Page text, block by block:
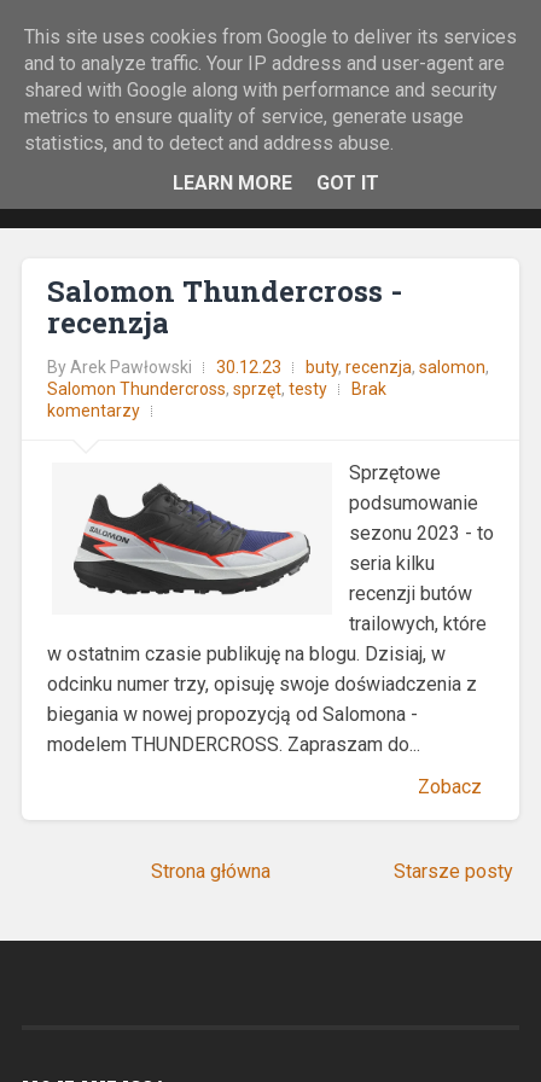
Rock&Run
O bieganiu z górskiej perspektywy.
Salomon Thundercross -
recenzja
ByArek Pawłowski 30.12.23 buty, recenzja, salomon,
Salomon Thundercross, sprzęt, testy
Brak
komentarzy
Sprzętowe
podsumowanie
sezonu 2023 - to
seria kilku
recenzji butów
trailowych, które
w ostatnim czasie publikuję na blogu. Dzisiaj, w
odcinku numer trzy, opisuję swoje doświadczenia z
biegania w nowej propozycją od Salomona -
modelem THUNDERCROSS. Zapraszam do...
Zobacz
Starsze posty
Strona główna
This site uses cookies from Google to deliver its services
and to analyze traffic. Your IP address and user-agent are
shared with Google along with performance and security
metrics to ensure quality of service, generate usage
statistics, and to detect and address abuse.
LEARN MORE
GOT IT